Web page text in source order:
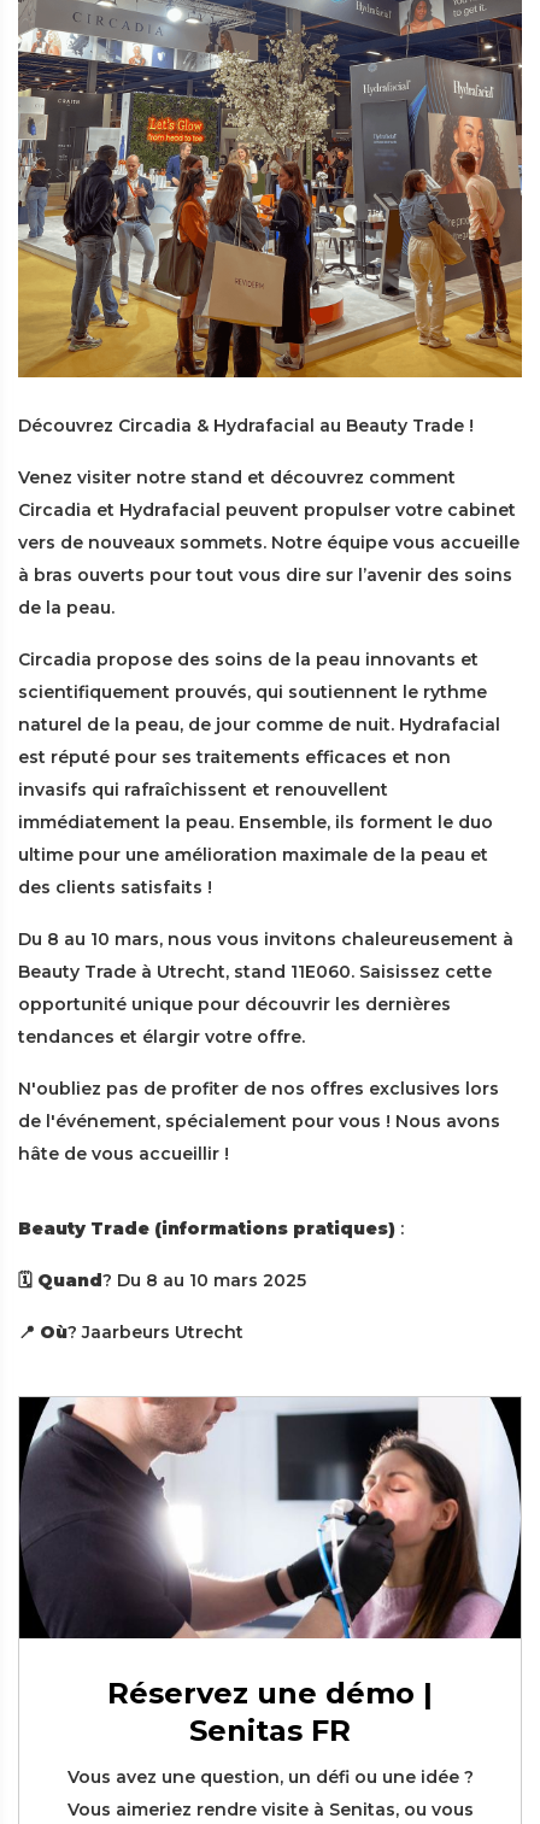
Découvrez Circadia & Hydrafacial au Beauty Trade !
Venez visiter notre stand et découvrez comment
Circadia et Hydrafacial peuvent propulser votre cabinet
vers de nouveaux sommets. Notre équipe vous accueille
à bras ouverts pour tout vous dire sur l’avenir des soins
de la peau.
Circadia propose des soins de la peau innovants et
scientifiquement prouvés, qui soutiennent le rythme
naturel de la peau, de jour comme de nuit. Hydrafacial
est réputé pour ses traitements efficaces et non
invasifs qui rafraîchissent et renouvellent
immédiatement la peau. Ensemble, ils forment le duo
ultime pour une amélioration maximale de la peau et
des clients satisfaits !
Du 8 au 10 mars, nous vous invitons chaleureusement à
Beauty Trade à Utrecht, stand 11E060. Saisissez cette
opportunité unique pour découvrir les dernières
tendances et élargir votre offre.
N'oubliez pas de profiter de nos offres exclusives lors
de l'événement, spécialement pour vous ! Nous avons
hâte de vous accueillir !
Beauty Trade (informations pratiques) :
🗓️ Quand? Du 8 au 10 mars 2025
📍 Où? Jaarbeurs Utrecht
Réservez une démo |
Senitas FR
Vous avez une question, un défi ou une idée ?
Vous aimeriez rendre visite à Senitas, ou vous